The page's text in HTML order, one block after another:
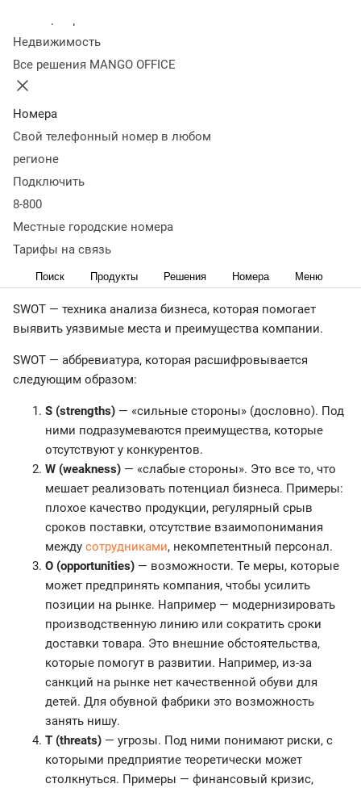
Недвижимость
Все решения MANGO OFFICE
Номера
Свой телефонный номер в любом
регионе
Подключить
8-800
Местные городские номера
Тарифы на связь
Поиск Продукты Решения Номера Меню
SWOT-анализаПлан проведения анализа
использовать результаты
анализа
< Журнал
точно знать сильные и слабые стороны компании, ее
потенциал и вероятные риски. В этом поможет SWOT-
матрица. Рассказываем, что это такое и как ее
использовать.
Что такое SWOT
SWOT — техника анализа бизнеса, которая помогает
выявить уязвимые места и преимущества компании.
SWOT — аббревиатура, которая расшифровывается
следующим образом:
S (strengths) — «сильные стороны» (дословно). Под
ними подразумеваются преимущества, которые
отсутствуют у конкурентов.
W (weakness) — «слабые стороны». Это все то, что
мешает реализовать потенциал бизнеса. Примеры:
плохое качество продукции, регулярный срыв
сроков поставки, отсутствие взаимопонимания
между сотрудниками, некомпетентный персонал.
O (opportunities) — возможности. Те меры, которые
может предпринять компания, чтобы усилить
позиции на рынке. Например — модернизировать
производственную линию или сократить сроки
доставки товара. Это внешние обстоятельства,
которые помогут в развитии. Например, из-за
санкций на рынке нет качественной обуви для
детей. Для обувной фабрики это возможность
занять нишу.
T (threats) — угрозы. Под ними понимают риски, с
которыми предприятие теоретически может
столкнуться. Примеры — финансовый кризис,